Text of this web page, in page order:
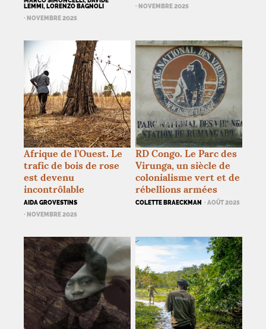
LEMMI, LORENZO BAGNOLI
· NOVEMBRE 2025
· NOVEMBRE 2025
Afrique de l’Ouest. Le
trafic de bois de rose
est devenu
incontrôlable
AIDA GROVESTINS
· NOVEMBRE 2025
RD Congo. Le Parc des
Virunga, un siècle de
colonialisme vert et de
rébellions armées
COLETTE BRAECKMAN · AOÛT 2025